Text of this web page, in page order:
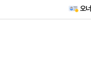
6등급
15등급
16등급